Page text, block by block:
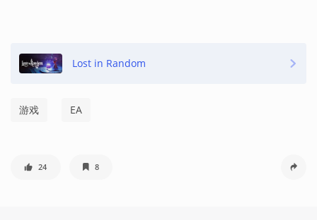
Lost in Random
游戏 EA
24 8